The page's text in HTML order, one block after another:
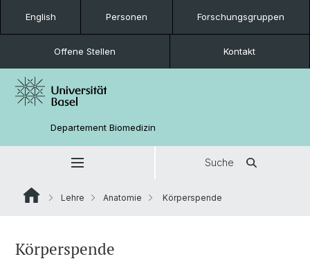
English Personen Forschungsgruppen
Offene Stellen Kontakt
Departement Biomedizin
Suche
Lehre Anatomie Körperspende
Körperspende